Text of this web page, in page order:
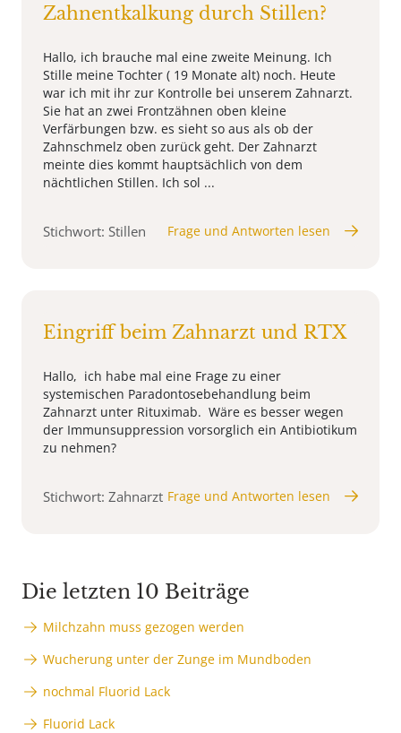
Zahnentkalkung durch Stillen?
Hallo, ich brauche mal eine zweite Meinung. Ich
Stille meine Tochter ( 19 Monate alt) noch. Heute
war ich mit ihr zur Kontrolle bei unserem Zahnarzt.
Sie hat an zwei Frontzähnen oben kleine
Verfärbungen bzw. es sieht so aus als ob der
Zahnschmelz oben zurück geht. Der Zahnarzt
meinte dies kommt hauptsächlich von dem
nächtlichen Stillen. Ich sol ...
Stichwort: Stillen Frage und Antworten lesen
Eingriff beim Zahnarzt und RTX
Hallo, ich habe mal eine Frage zu einer
systemischen Paradontosebehandlung beim
Zahnarzt unter Rituximab. Wäre es besser wegen
der Immunsuppression vorsorglich ein Antibiotikum
zu nehmen?
Stichwort: Zahnarzt Frage und Antworten lesen
Die letzten 10 Beiträge
Milchzahn muss gezogen werden
Wucherung unter der Zunge im Mundboden
nochmal Fluorid Lack
Fluorid Lack